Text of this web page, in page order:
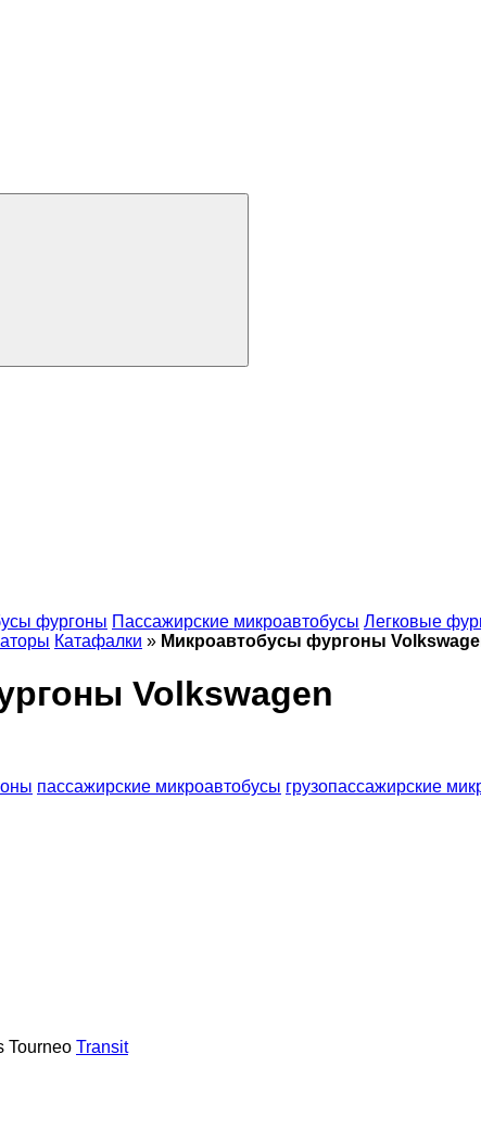
фургоны Пассажирские микроавтобусы Легковые
Катафалки » Микроавтобусы фургоны
Volkswagen
пассажирские микроавтобусы грузопассажирские
Tourneo Transit